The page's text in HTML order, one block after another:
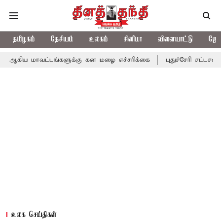
தமிழகம் தேசியம் உலகம் சினிமா விளையாட்டு
கன மழை எச்சரிக்கை புதுச்சேரி சட்டசபையில்
உலக செய்திகள்